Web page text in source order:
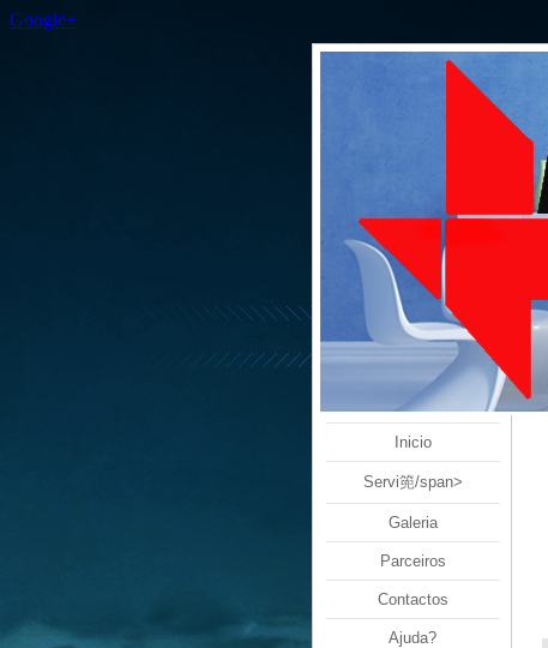
Google+
Inicio
Servi篼/span>
Galeria
Parceiros
Contactos
Ajuda?